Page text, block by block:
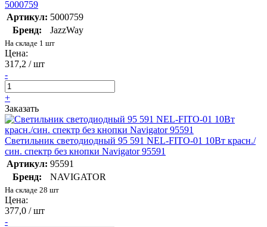
5000759
Артикул: 5000759
Бренд:
JazzWay
На складе 1 шт
Цена:
317,2 / шт
-
+
Заказать
Светильник светодиодный 95 591 NEL-FITO-01 10Вт красн./
син. спектр без кнопки Navigator 95591
Артикул: 95591
Бренд:
NAVIGATOR
На складе 28 шт
Цена:
377,0 / шт
-